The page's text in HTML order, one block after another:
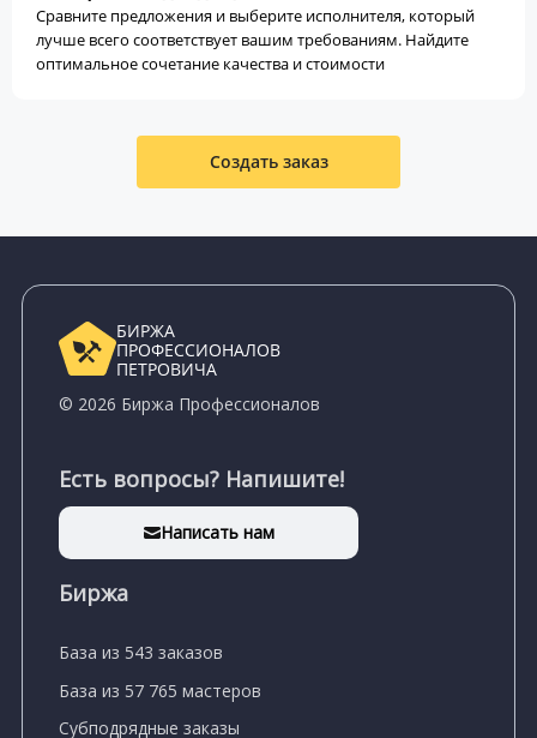
Сравните предложения и выберите исполнителя, который
лучше всего соответствует вашим требованиям. Найдите
оптимальное сочетание качества и стоимости
Создать заказ
БИРЖА
ПРОФЕССИОНАЛОВ
ПЕТРОВИЧА
© 2026 Биржа Профессионалов
Есть вопросы? Напишите!
Написать нам
Биржа
База из 543 заказов
База из 57 765 мастеров
Субподрядные заказы